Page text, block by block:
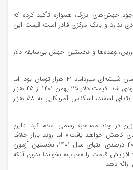
جهش‌های بزرگ، همواره تأکید کرده که
ندارد و بانک مرکزی قادر است قیمت این
فرزین، وعده‌ها و نخستین جهش بی‌سابقه دلار
دلار هنگام ورود فرزین به ساختمان شیشه‌ای میرداماد ۴۱ هزار تومان بود. اما
تنها ۴۰ روز بعد، بازار وارد فاز صعودی شد. قیمت دلار ۲۵ بهمن ۱۴۰۱ از ۴۵ هزار
تومان عبور کرد و ۱۰ روز بعد در ابتدای اسفند، اسکناس آمریکایی به ۵۸ هزار
در چند مصاحبه رسمی اعلام کرد: «این
خواهد یافت.» اما روند بازار خلاف
این وعده را نشان داد. جهش ۴۰ درصدی انتهای سال ۱۴۰۱، نخستین آزمون
قیمت را «حباب» بخواند! بدون آنکه
دهد.